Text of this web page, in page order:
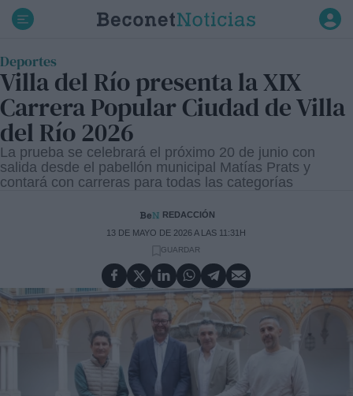
Deportes
Villa del Río presenta la XIX
Carrera Popular Ciudad de Villa
del Río 2026
La prueba se celebrará el próximo 20 de junio con
salida desde el pabellón municipal Matías Prats y
contará con carreras para todas las categorías
REDACCIÓN
13 DE MAYO DE 2026 A LAS 11:31H
GUARDAR